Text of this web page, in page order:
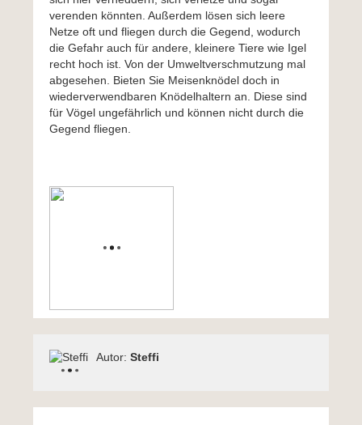
verenden könnten. Außerdem lösen sich leere
Netze oft und fliegen durch die Gegend, wodurch
die Gefahr auch für andere, kleinere Tiere wie Igel
recht hoch ist. Von der Umweltverschmutzung mal
abgesehen. Bieten Sie Meisenknödel doch in
wiederverwendbaren Knödelhaltern an. Diese sind
für Vögel ungefährlich und können nicht durch die
Gegend fliegen.
Autor: Steffi